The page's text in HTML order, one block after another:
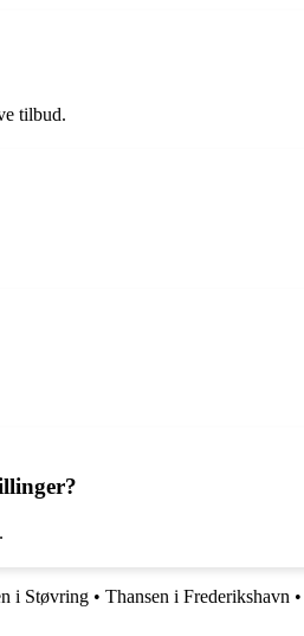
tilbud.
i Støvring • Thansen i Frederikshavn •